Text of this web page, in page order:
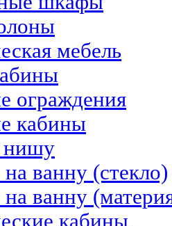
мебель
ограждения
кабины
нишу
ванну (стекло)
ванну
кабины